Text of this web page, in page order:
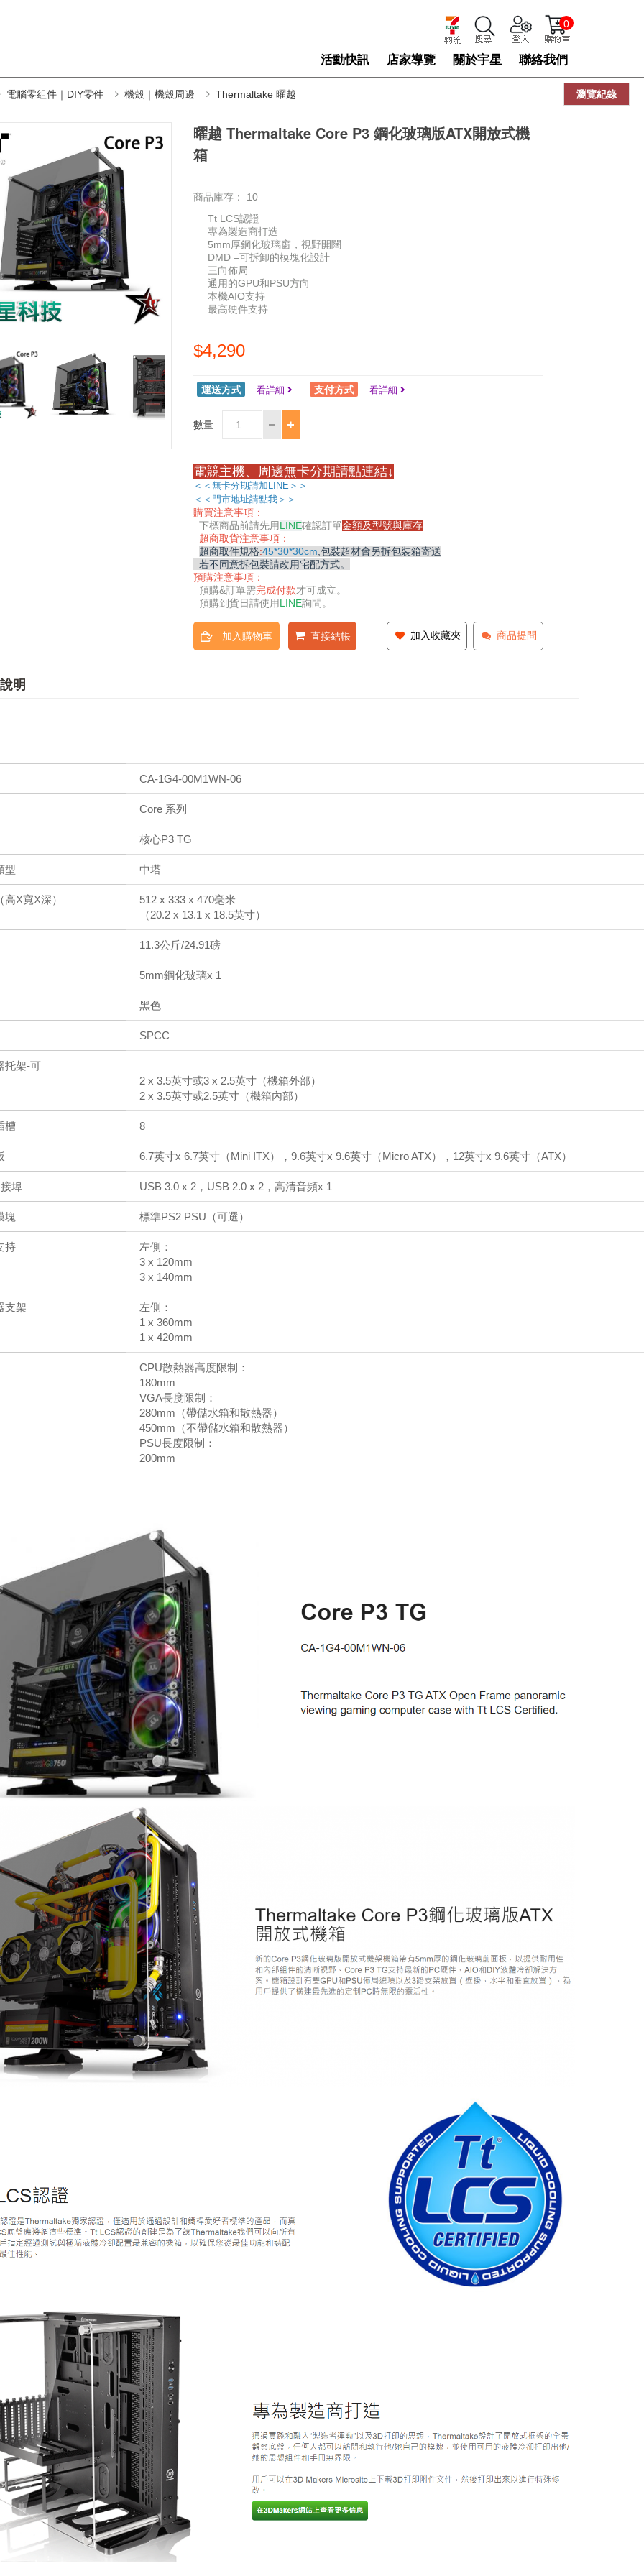
活動快訊 店家導覽 關於宇星 聯絡我們
0
電腦零組件｜DIY零件 機殼｜機殼周邊 Thermaltake 曜越
曜越 Thermaltake Core P3 鋼化玻璃版ATX開放式機
箱
商品庫存：
10
Tt LCS認證
專為製造商打造
5mm厚鋼化玻璃窗，視野開闊
DMD –可拆卸的模塊化設計
三向佈局
通用的GPU和PSU方向
本機AIO支持
最高硬件支持
$4,290
運送方式 看詳細 支付方式 看詳細
數量
電競主機、周邊無卡分期請點連結↓
＜＜無卡分期請加LINE＞＞
＜＜門市地址請點我＞＞
購買注意事項：
下標商品前請先用LINE確認訂單金額及型號與庫存
超商取貨注意事項：
超商取件規格:45*30*30cm ,包裝超材會另拆包裝箱寄送
若不同意拆包裝請改用宅配方式。
預購注意事項：
預購&訂單需完成付款才可成立。
預購到貨日請使用LINE詢問。
加入購物車 直接結帳 商品提問
加入收藏夾
明
CA-1G4-00M1WN-06
Core 系列
核心P3 TG
型 中塔
高X寬X深）
512 x 333 x 470毫米
（20.2 x 13.1 x 18.5英寸）
11.3公斤/24.91磅
5mm鋼化玻璃x 1
黑色
SPCC
托架-可
2 x 3.5英寸或3 x 2.5英寸（機箱外部）
2 x 3.5英寸或2.5英寸（機箱內部）
槽 8
6.7英寸x 6.7英寸（Mini ITX），9.6英寸x 9.6英寸（Micro ATX），12英寸x 9.6英寸（ATX）
埠 USB 3.0 x 2，USB 2.0 x 2，高清音頻x 1
塊 標準PS2 PSU（可選）
持
左側：
3 x 120mm
3 x 140mm
支架
左側：
1 x 360mm
1 x 420mm
CPU散熱器高度限制：
180mm
VGA長度限制：
280mm（帶儲水箱和散熱器）
450mm（不帶儲水箱和散熱器）
PSU長度限制：
200mm
瀏覽紀錄